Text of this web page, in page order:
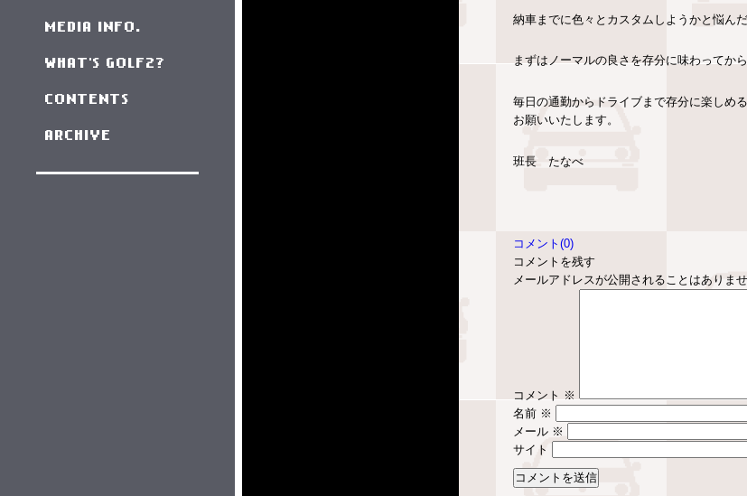
納車までに色々とカスタムしようかと悩ん
まずはノーマルの良さを存分に味わってか
毎日の通勤からドライブまで存分に楽しめ
お願いいたします。
班長 たなべ
コメント(0)
コメントを残す
メールアドレスが公開されることはありませ
コメント ※
名前 ※
メール ※
サイト
MEDIA INFO.
WHAT'S GOLF2?
CONTENTS
ARCHIVE